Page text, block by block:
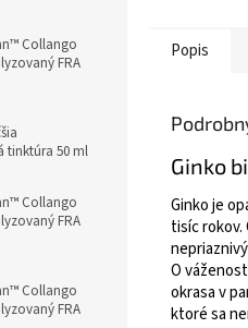
Collango
FRA
tinktúra 50 ml
Collango
FRA
Collango
FRA
160,2 μmol
Popis
Ginko
Ginko je
tisíc rokov.
O
okrasa v
ktoré sa